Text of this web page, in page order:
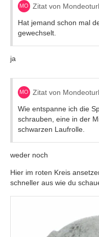
Zitat von
Hat jemand schon mal
gewechselt.
ja
Zitat von
Wie entspanne ich die
schrauben, eine in der
schwarzen Laufrolle.
weder noch
Hier im roten Kreis
schneller aus wie du